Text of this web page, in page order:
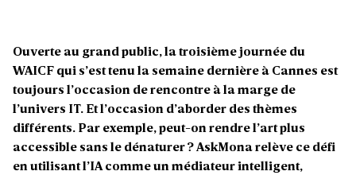
Ouverte au grand public, la troisième journée du
WAICF qui s’est tenu la semaine dernière à Cannes est
toujours l’occasion de rencontre à la marge de
l’univers IT. Et l’occasion d’aborder des thèmes
différents. Par exemple, peut-on rendre l’art plus
accessible sans le dénaturer ? AskMona relève ce défi
en utilisant l’IA comme un médiateur intelligent,